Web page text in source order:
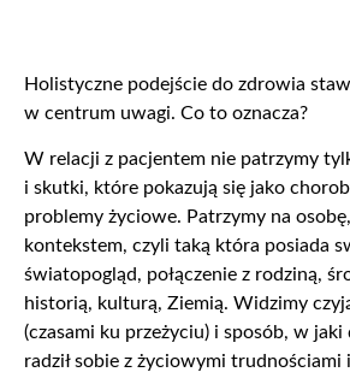
Holistyczne podejście do zdrowia
w centrum uwagi. Co to oznacza?
W relacji z pacjentem nie patrzymy
i skutki, które pokazują się jako
problemy życiowe. Patrzymy na
kontekstem, czyli taką która posiada
światopogląd, połączenie z rodziną,
historią, kulturą, Ziemią. Widzimy
(czasami ku przeżyciu) i sposób, w
radził sobie z życiowymi trudnościami